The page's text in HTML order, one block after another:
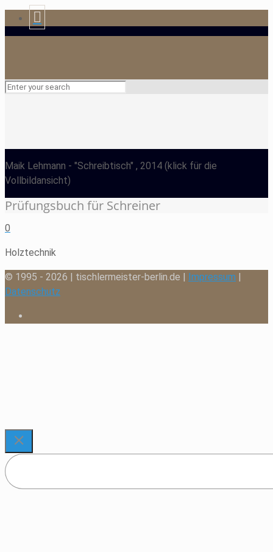
Maik Lehmann - "Schreibtisch" , 2014 (klick für die
Vollbildansicht)
Prüfungsbuch für Schreiner
0
Holztechnik
© 1995 - 2026 | tischlermeister-berlin.de | Impressum
Datenschutz